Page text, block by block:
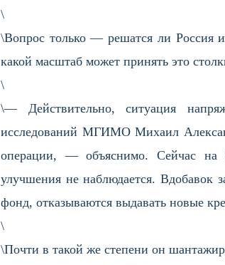
\
\Вопрос только — решатся ли Россия
какой масштаб может принять это
\
\— Действительно, ситуация
исследований МГИМО Михаил
операции, — объяснимо. Сейчас на
улучшения не наблюдается. Вдобавок
фонд, отказываются выдавать новые
\
\Почти в такой же степени он